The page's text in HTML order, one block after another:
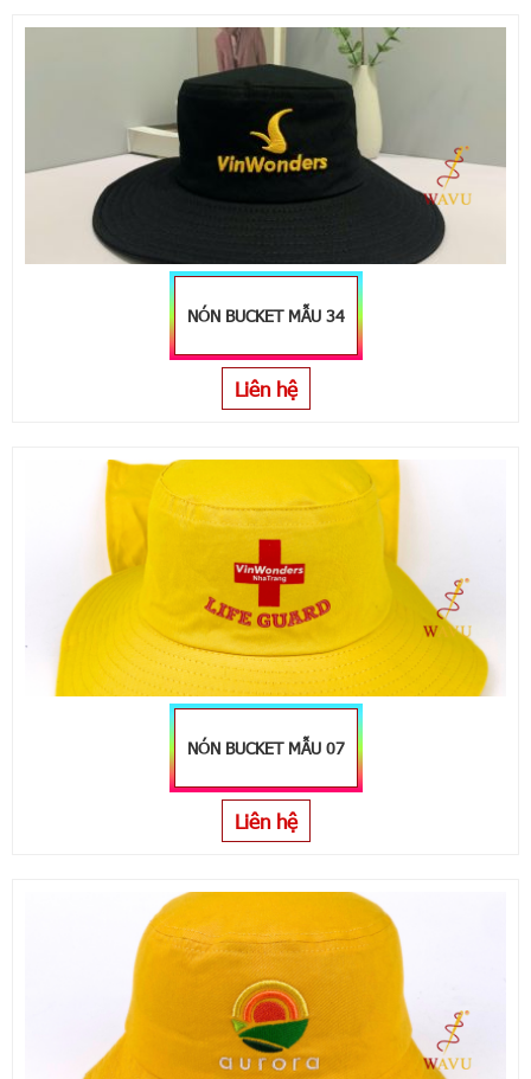
NÓN BUCKET MẪU 34
Liên hệ
NÓN BUCKET MẪU 07
Liên hệ